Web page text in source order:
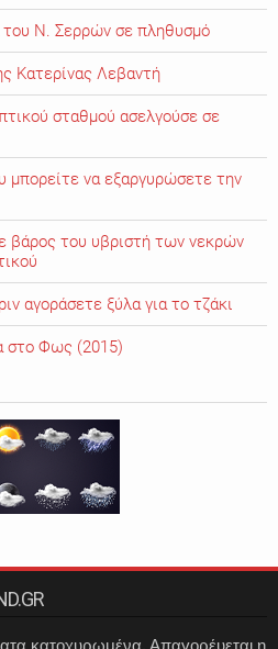
Ν. Σερρών σε πληθυσμό
Κατερίνας Λεβαντή
σταθμού ασελγούσε σε
μπορείτε να εξαργυρώσετε την
βάρος του υβριστή των νεκρών
αγοράσετε ξύλα για το τζάκι
στο Φως (2015)
κατοχυρωμένα. Απαγορέυεται η